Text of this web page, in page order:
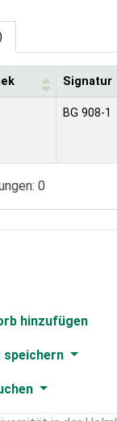
Signatur
BG 908-1
0
hinzufügen
speichern